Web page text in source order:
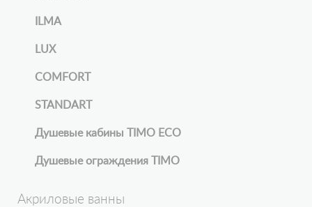
ILMA
LUX
COMFORT
STANDART
Душевые кабины TIMO ECO
Душевые ограждения TIMO
Акриловые ванны